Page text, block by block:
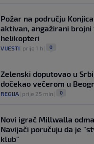
Požar na području
aktivan, angažirani brojni
helikopteri
VIJESTI prije 1 h 0
Zelenski doputovao u
dočekao večerom u
REGIJA prije 25 min 0
Novi igrač Millwalla
Navijači poručuju da je
klub"